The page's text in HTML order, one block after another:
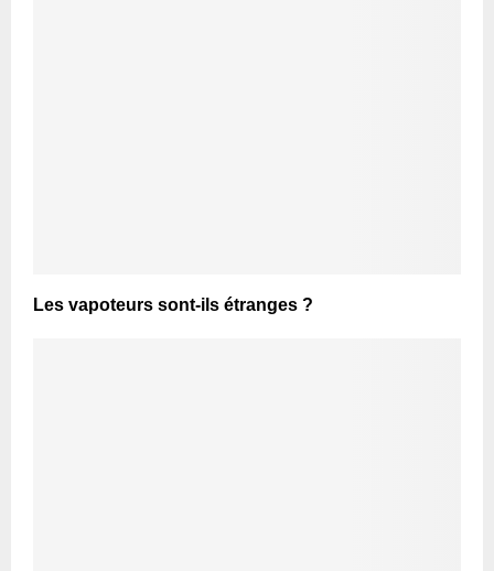
Les vapoteurs sont-ils étranges ?